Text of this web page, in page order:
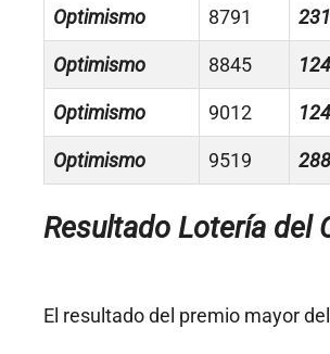
Optimismo 8791 231
Optimismo 8845 124
Optimismo 9012 124
Optimismo 9519 288
Resultado Lotería del
El resultado del premio mayor